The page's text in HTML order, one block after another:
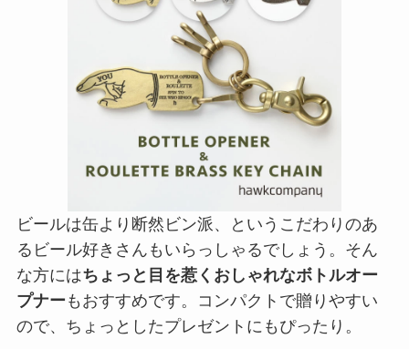
ビールは缶より断然ビン派、というこだわりのあ
るビール好きさんもいらっしゃるでしょう。そん
な方にはちょっと目を惹くおしゃれなボトルオー
プナー もおすすめです。コンパクトで贈りやすい
ので、ちょっとしたプレゼントにもぴったり。